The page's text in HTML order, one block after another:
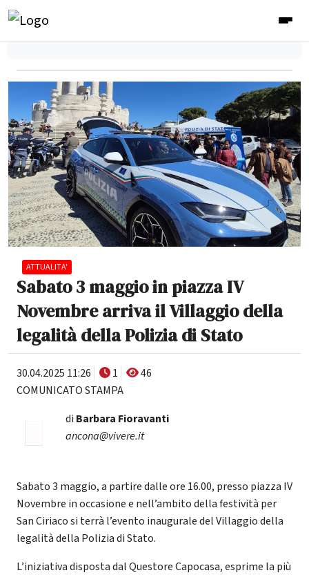
ATTUALITA'
Sabato 3 maggio in piazza IV
Novembre arriva il Villaggio della
legalità della Polizia di Stato
30.04.2025 11:26 1
46
COMUNICATO STAMPA
di Barbara Fioravanti
ancona@vivere.it
Sabato 3 maggio, a partire dalle ore 16.00, presso piazza IV
Novembre in occasione e nell’ambito della festività per
San Ciriaco si terrà l’evento inaugurale del Villaggio della
legalità della Polizia di Stato.
L’iniziativa disposta dal Questore Capocasa, esprime la più